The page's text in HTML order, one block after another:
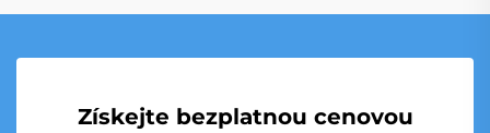
Získejte bezplatnou cenovou